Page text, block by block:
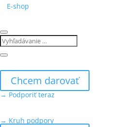
E-shop
Chcem darovať
→ Podporiť teraz
→ Kruh podpory